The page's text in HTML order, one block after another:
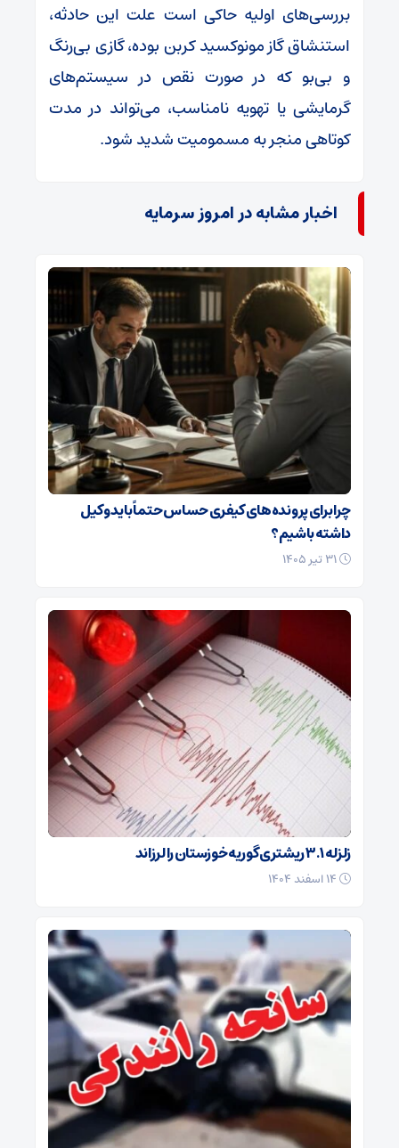
بررسی‌های اولیه حاکی است علت این حادثه،
استنشاق گاز مونوکسید کربن بوده، گازی بی‌رنگ
و بی‌بو که در صورت نقص در سیستم‌های
گرمایشی یا تهویه نامناسب، می‌تواند در مدت
کوتاهی منجر به مسمومیت شدید شود.
اخبار مشابه در امروز سرمایه
چرا برای پرونده‌های کیفری حساس حتماً باید وکیل
داشته باشیم؟
زلزله ۳.۱ ریشتری گوریه خوزستان را لرزاند